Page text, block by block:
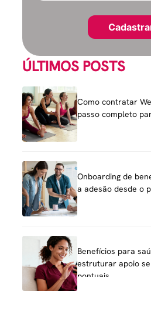
ÚLTIMOS POSTS
Como contratar
passo completo
Onboarding de
a adesão desde o
Benefícios para
estruturar apoio
pontuais